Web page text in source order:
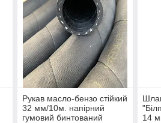
Рукав масло-бензо стійкий
32 мм/10м. напірний
гумовий бинтований
14